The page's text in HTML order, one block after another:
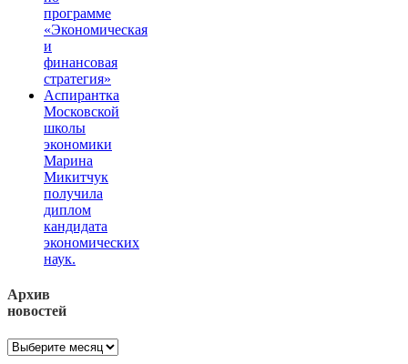
программе
«Экономическая
и
финансовая
стратегия»
Аспирантка
Московской
школы
экономики
Марина
Микитчук
получила
диплом
кандидата
экономических
наук.
Архив
новостей
Архив